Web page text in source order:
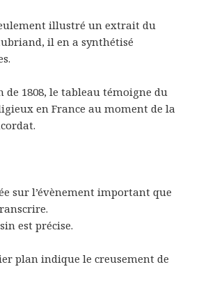
illustré un extrait du
il en a synthétisé
de 1808, le tableau témoigne du
en France au moment de la
sur l’évènement important que
est précise.
plan indique le creusement de